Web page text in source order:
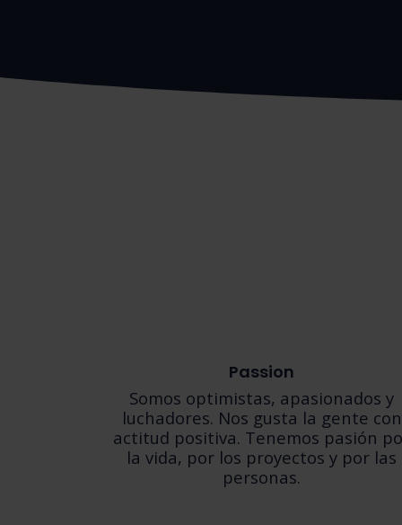
Passion
Somos optimistas, apasionados y
luchadores. Nos gusta la gente con
actitud positiva. Tenemos pasión
la vida, por los proyectos y por las
personas.